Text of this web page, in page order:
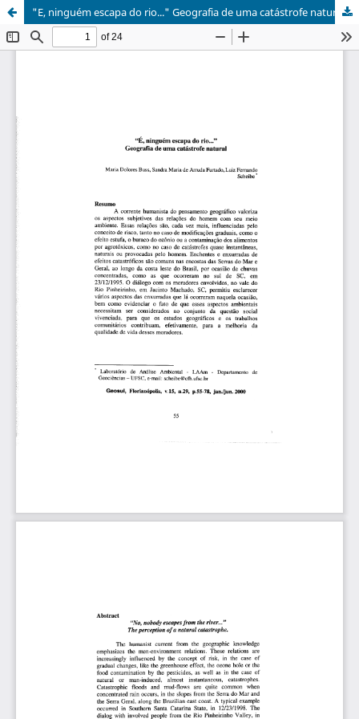
"E, ninguém escapa do rio..." Geografia de uma catástrofe natural